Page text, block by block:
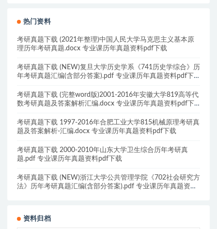
热门资料
考研真题下载 (2021年整理)中国人民大学马克思主义基本原
理历年考研真题.docx 专业课历年真题资料pdf下载
考研真题下载 (NEW)复旦大学历史学系《741历史学综合》历
年考研真题汇编(含部分答案).pdf 专业课历年真题资料pdf下
考研真题下载 (完整word版)2001-2016年安徽大学819高等代
数考研真题及答案解析汇编.docx 专业课历年真题资料pdf下
考研真题下载 1997-2016年合肥工业大学815机械原理考研真
题及答案解析-汇编.docx 专业课历年真题资料pdf下载
考研真题下载 2000-2010年山东大学卫生综合历年考研真
题.pdf 专业课历年真题资料pdf下载
考研真题下载 (NEW)浙江大学公共管理学院《702社会研究方
法》历年考研真题汇编(含部分答案).pdf 专业课历年真题资料
资料归档